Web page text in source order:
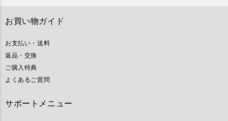
お買い物ガイド
お支払い・送料
返品・交換
ご購入特典
よくあるご質問
サポートメニュー